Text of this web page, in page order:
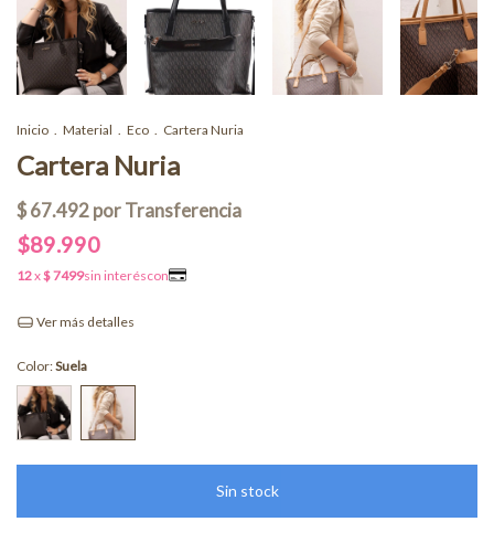
Inicio . Material . Eco . Cartera Nuria
Cartera Nuria
$89.990
Ver más detalles
Color:Suela